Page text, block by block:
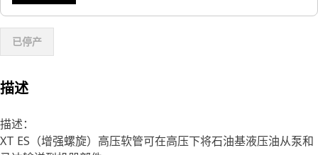
已停产
描述
描述：
XT ES（增强螺旋）高压软管可在高压下将石油基液压油从泵和